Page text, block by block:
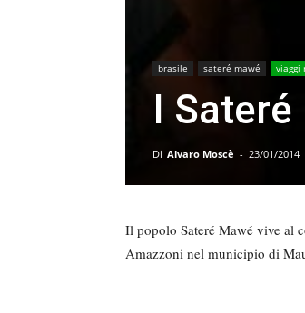
brasile sateré mawé viaggi
I
Di Alvaro Moscè - 23/01/2014
Il popolo Sateré Mawé vive al
Amazzoni nel municipio di